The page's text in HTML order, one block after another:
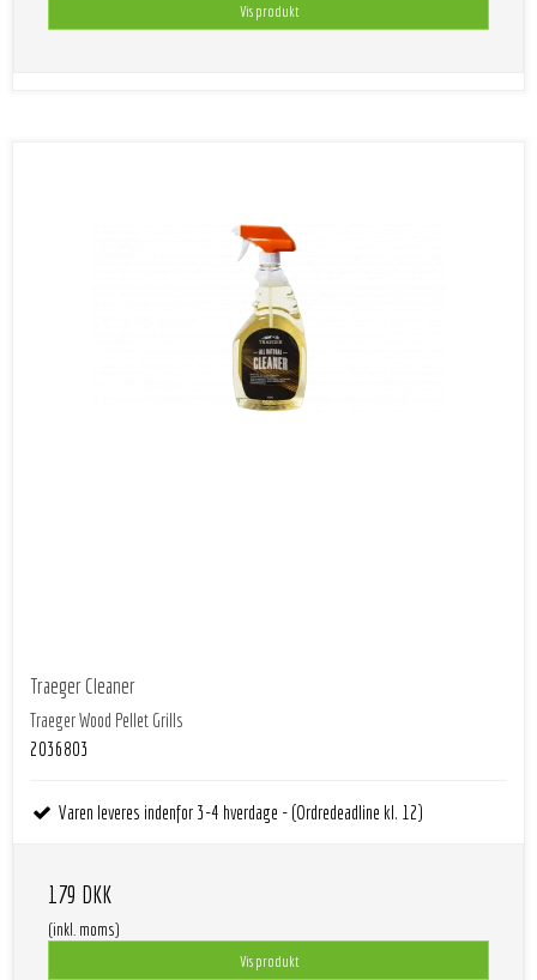
Vis produkt
Traeger Cleaner
Traeger Wood Pellet Grills
2036803
Varen leveres indenfor 3-4 hverdage - (Ordredeadline kl. 12)
179 DKK
(inkl. moms)
Vis produkt